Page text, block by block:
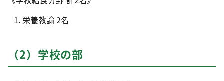
栄養教諭 2名
（2）学校の部